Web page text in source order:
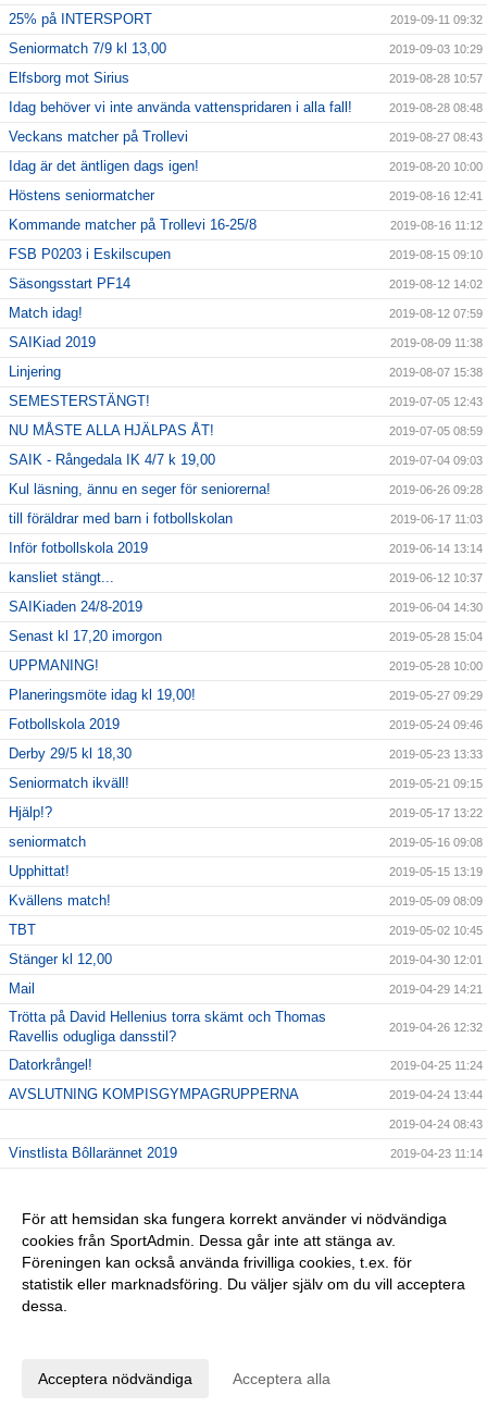
25% på INTERSPORT 2019-09-11 09:32
Seniormatch 7/9 kl 13,00 2019-09-03 10:29
Elfsborg mot Sirius 2019-08-28 10:57
Idag behöver vi inte använda vattenspridaren i alla fall! 2019-08-28 08:48
Veckans matcher på Trollevi 2019-08-27 08:43
Idag är det äntligen dags igen! 2019-08-20 10:00
Höstens seniormatcher 2019-08-16 12:41
Kommande matcher på Trollevi 16-25/8 2019-08-16 11:12
FSB P0203 i Eskilscupen 2019-08-15 09:10
Säsongsstart PF14 2019-08-12 14:02
Match idag! 2019-08-12 07:59
SAIKiad 2019 2019-08-09 11:38
Linjering 2019-08-07 15:38
SEMESTERSTÄNGT! 2019-07-05 12:43
NU MÅSTE ALLA HJÄLPAS ÅT! 2019-07-05 08:59
SAIK - Rångedala IK 4/7 k 19,00 2019-07-04 09:03
Kul läsning, ännu en seger för seniorerna! 2019-06-26 09:28
till föräldrar med barn i fotbollskolan 2019-06-17 11:03
Inför fotbollskola 2019 2019-06-14 13:14
kansliet stängt... 2019-06-12 10:37
SAIKiaden 24/8-2019 2019-06-04 14:30
Senast kl 17,20 imorgon 2019-05-28 15:04
UPPMANING! 2019-05-28 10:00
Planeringsmöte idag kl 19,00! 2019-05-27 09:29
Fotbollskola 2019 2019-05-24 09:46
Derby 29/5 kl 18,30 2019-05-23 13:33
Seniormatch ikväll! 2019-05-21 09:15
Hjälp!? 2019-05-17 13:22
seniormatch 2019-05-16 09:08
Upphittat! 2019-05-15 13:19
Kvällens match! 2019-05-09 08:09
TBT 2019-05-02 10:45
Stänger kl 12,00 2019-04-30 12:01
Mail 2019-04-29 14:21
Trötta på David Hellenius torra skämt och Thomas
Ravellis odugliga dansstil?
2019-04-26 12:32
Datorkrångel! 2019-04-25 11:24
AVSLUTNING KOMPISGYMPAGRUPPERNA 2019-04-24 13:44
2019-04-24 08:43
Vinstlista Bôllarännet 2019 2019-04-23 11:14
Inför kvällens match 2019-04-17 09:24
Seriepremiär 17/4 kl 18,30 2019-04-16 07:59
Nyckel 2019-04-10 09:09
Hallå alla barn födda 2013
En sommarhälsning fr 2018
För att hemsidan ska fungera korrekt använder vi nödvändiga
cookies från SportAdmin. Dessa går inte att stänga av.
Föreningen kan också använda frivilliga cookies, t.ex. för
statistik eller marknadsföring. Du väljer själv om du vill acceptera
dessa.
Acceptera nödvändiga Acceptera alla